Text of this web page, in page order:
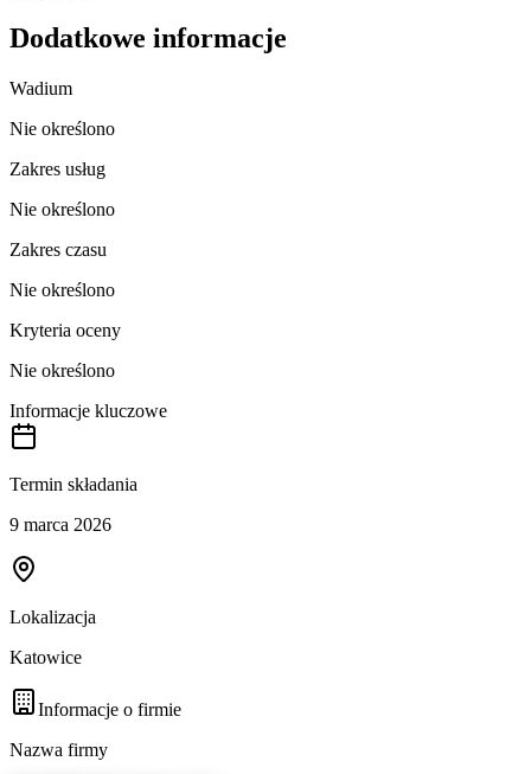
Dodatkowe informacje
Wadium
Nie określono
Zakres usług
Nie określono
Zakres czasu
Nie określono
Kryteria oceny
Nie określono
Informacje kluczowe
Termin składania
9 marca 2026
Lokalizacja
Katowice
Informacje o firmie
Nazwa firmy